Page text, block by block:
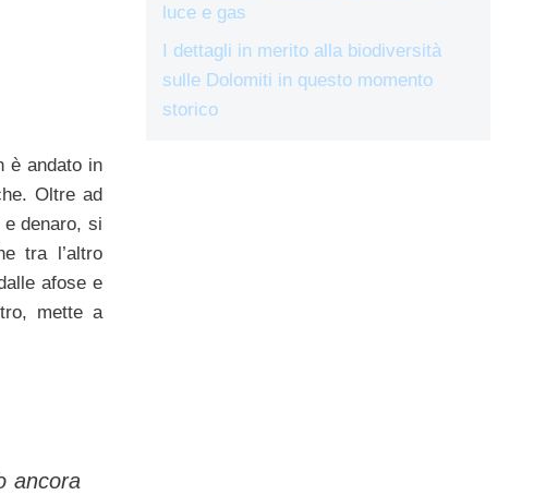
è andato in
Oltre ad
e denaro, si
tra l’altro
afose e
mette a
ancora
luce e gas
I dettagli in merito alla biodiversità
sulle Dolomiti in questo momento
storico